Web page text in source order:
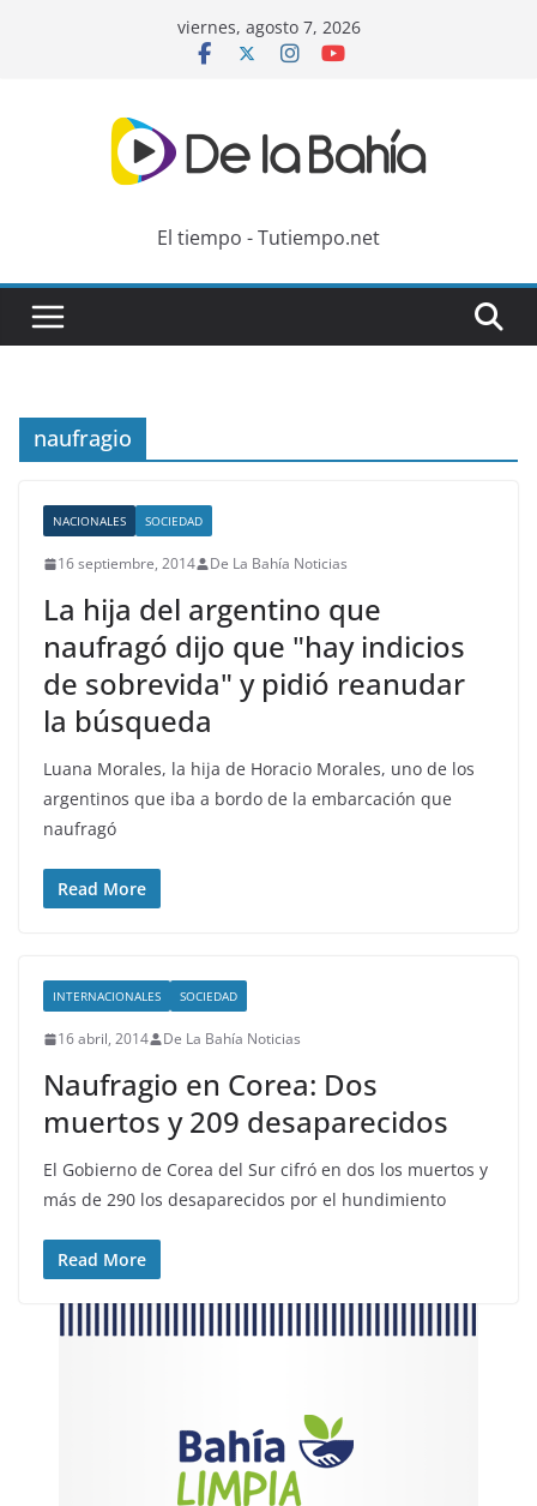
viernes, agosto 7, 2026
El tiempo - Tutiempo.net
naufragio
NACIONALES SOCIEDAD
16 septiembre, 2014 De La Bahía Noticias
La hija del argentino que
naufragó dijo que "hay indicios
de sobrevida" y pidió reanudar
la búsqueda
Luana Morales, la hija de Horacio Morales, uno de los
argentinos que iba a bordo de la embarcación que
naufragó
Read More
INTERNACIONALES SOCIEDAD
16 abril, 2014 De La Bahía Noticias
Naufragio en Corea: Dos
muertos y 209 desaparecidos
El Gobierno de Corea del Sur cifró en dos los muertos y
más de 290 los desaparecidos por el hundimiento
Read More